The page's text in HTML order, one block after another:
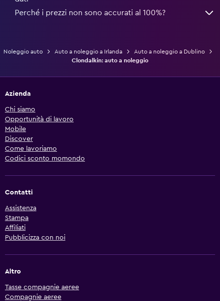
Perché i prezzi non sono accurati al 100%?
Noleggio auto Auto a noleggio a Irlanda
Auto a noleggio a Dublino
Clondalkin: auto a noleggio
Azienda
Chi siamo
Opportunità di lavoro
Mobile
Discover
Come lavoriamo
Codici sconto momondo
Contatti
Assistenza
Stampa
Affiliati
Pubblicizza con noi
Altro
Tasse compagnie aeree
Compagnie aeree